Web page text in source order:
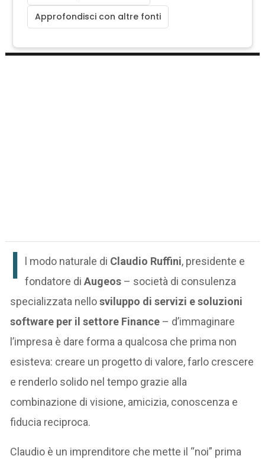
Approfondisci con altre fonti
I l modo naturale di Claudio Ruffini, presidente e
fondatore di Augeos – società di consulenza
specializzata nellosviluppo di servizi e soluzioni
software per il settore Finance – d’immaginare
l’impresa è dare forma a qualcosa che prima non
esisteva: creare un progetto di valore, farlo crescere
e renderlo solido nel tempo grazie alla
combinazione di visione, amicizia, conoscenza e
fiducia reciproca.
Claudio è un imprenditore che mette il “noi” prima